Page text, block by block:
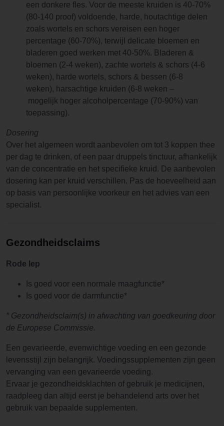
een donkere fles. Voor de meeste kruiden is 40-70%
(80-140 proof) voldoende, harde, houtachtige delen
zoals wortels en schors vereisen een hoger
percentage (60-70%), terwijl delicate bloemen en
bladeren goed werken met 40-50%. Bladeren &
bloemen (2-4 weken), zachte wortels & schors (4-6
weken), harde wortels, schors & bessen (6-8
weken), harsachtige kruiden (6-8 weken –
mogelijk hoger alcoholpercentage (70-90%) van
toepassing).
Dosering
Over het algemeen wordt aanbevolen om tot 3 koppen thee
per dag te drinken, of een paar druppels tinctuur, afhankelijk
van de concentratie en het specifieke kruid. De aanbevolen
dosering kan per kruid verschillen. Pas de hoeveelheid aan
op basis van persoonlijke voorkeur en het advies van een
specialist.
Gezondheidsclaims
Rode Iep
Is goed voor een normale maagfunctie*
Is goed voor de darmfunctie*
* Gezondheidsclaim(s) in afwachting van goedkeuring door
de Europese Commissie.
Een gevarieerde, evenwichtige voeding en een gezonde
levensstijl zijn belangrijk. Voedingssupplementen zijn geen
vervanging van een gevarieerde voeding.
Ervaar je gezondheidsklachten of gebruik je medicijnen,
raadpleeg dan altijd eerst je behandelend arts over het
gebruik van bepaalde supplementen.